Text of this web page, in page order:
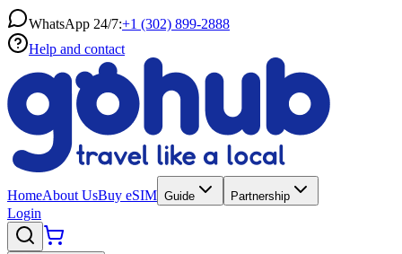
WhatsApp 24/7:+1 (302) 899-2888
Help and contact
HomeAbout UsBuy eSIM Guide Partnership
Login